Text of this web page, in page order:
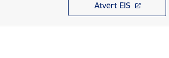
Atvērt EIS